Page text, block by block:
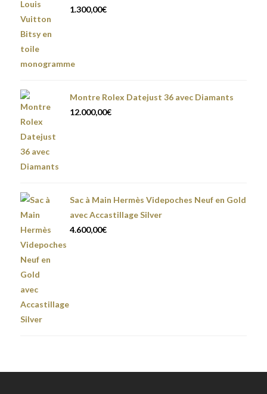
1.300,00€
Montre Rolex Datejust 36 avec Diamants
12.000,00€
Sac à Main Hermès Videpoches Neuf en Gold
avec Accastillage Silver
4.600,00€